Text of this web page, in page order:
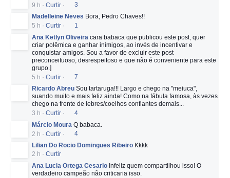
9 h · Curtir ·
3
Madelleine Neves Bora, Pedro Chaves!!
5 h · Curtir ·
1
Ana Ketlyn Oliveira cara babaca que publicou este post, quer
criar polêmica e ganhar inimigos, ao invés de incentivar e
conquistar amigos. Sou a favor de excluir este post
preconceituoso, desrespeitoso e que não é conveniente para este
grupo.]
5 h · Curtir ·
7
Ricardo Abreu Sou tartaruga!!! Largo e chego na "meiuca",
suando muito e mais feliz ainda! Como na fábula famosa, às vezes
chego na frente de lebres/coelhos confiantes demais...
3 h · Curtir ·
4
Márcio Moura Q babaca.
2 h · Curtir ·
4
Lilian Do Rocio Domingues Ribeiro Kkkk
2 h · Curtir
Ana Lucia Ortega Cesario Infeliz quem compartilhou isso! O
verdadeiro campeão não criticaria isso.